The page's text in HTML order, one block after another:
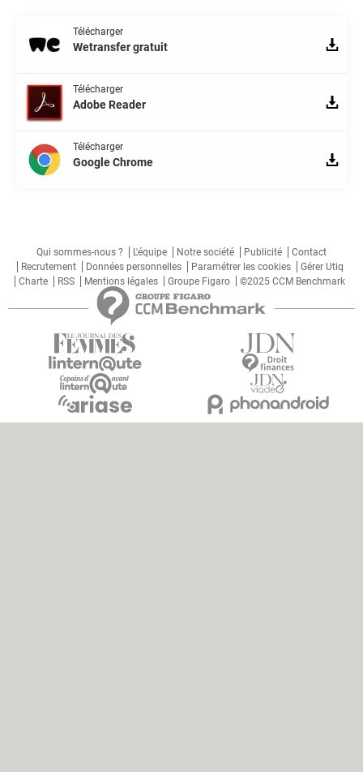
Télécharger
Wetransfer gratuit
Télécharger
Adobe Reader
Télécharger
Google Chrome
Qui sommes-nous ? L'équipe Notre société Publicité
Contact
Recrutement
Données personnelles Paramétrer les cookies
Gérer Utiq
Charte
RSS Mentions légales Groupe Figaro ©2025 CCM Benchmark